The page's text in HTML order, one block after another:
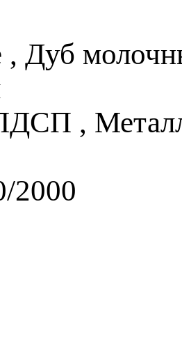
, Дуб
,
2000